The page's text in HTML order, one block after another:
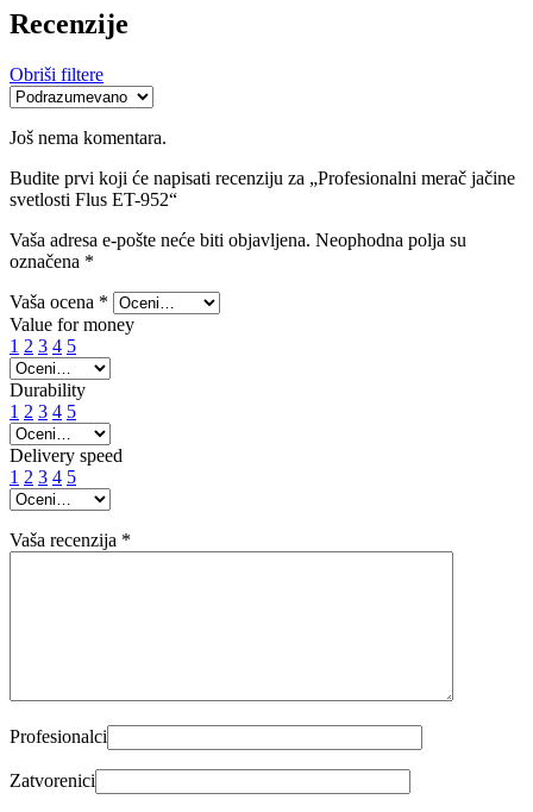
Recenzije
Obriši filtere
Još nema komentara.
Budite prvi koji će napisati recenziju za „Profesionalni merač jačine
svetlosti Flus ET-952“
Vaša adresa e-pošte neće biti objavljena. Neophodna polja su
označena *
Vaša ocena *
Value for money
1 2 3 4 5
Durability
1 2 3 4 5
Delivery speed
1 2 3 4 5
Vaša recenzija *
Profesionalci
Zatvorenici